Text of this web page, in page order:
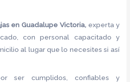
en Guadalupe Victoria, experta y
con personal capacitado y
al lugar que lo necesites si así
ser cumplidos, confiables y